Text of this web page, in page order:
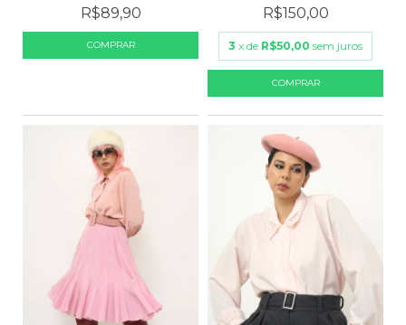
R$89,90 R$150,00
3 x de R$50,00 sem juros